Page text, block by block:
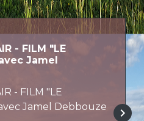
- FILM "LE
Jamel
- FILM "LE
Jamel Debbouze
keyboard_arrow_right